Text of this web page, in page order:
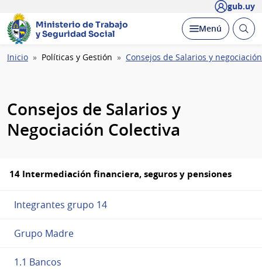
gub.uy
Ministerio de Trabajo
y Seguridad Social
Desplegar
Menú Abrir
Ruta
Inicio Políticas y Gestión Consejos de Salarios y
Consejos de Salarios y
Negociación Colectiva
14 Intermediación financiera, seguros y pensiones
Integrantes grupo 14
Grupo Madre
1.1 Bancos